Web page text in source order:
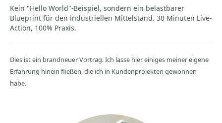
Kein "Hello World"-Beispiel, sondern ein belastbarer
Blueprint für den industriellen Mittelstand. 30 Minuten Live-
Action, 100% Praxis.
Dies ist ein brandneuer Vortrag. Ich lasse hier einiges meiner eigene
Erfahrung hinein fließen, die ich in Kundenprojekten gewonnen
habe.